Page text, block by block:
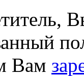
Вам